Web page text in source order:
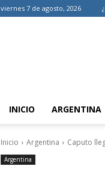
viernes 7 de agosto, 2026
INICIO ARGENTINA
Inicio Argentina Caputo
Argentina